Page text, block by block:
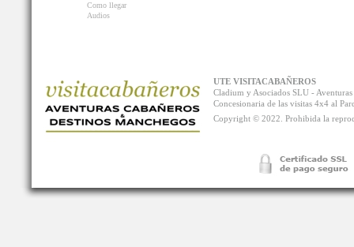
Como llegar
Audios
UTE VISITACABAÑEROS
Cladium y Asociados SLU -
Concesionaria de las visitas 4x4 al
Copyright © 2022. Prohibida la